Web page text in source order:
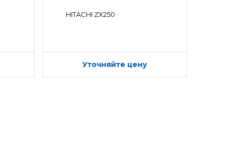
HITACHI ZX250
Уточняйте цену